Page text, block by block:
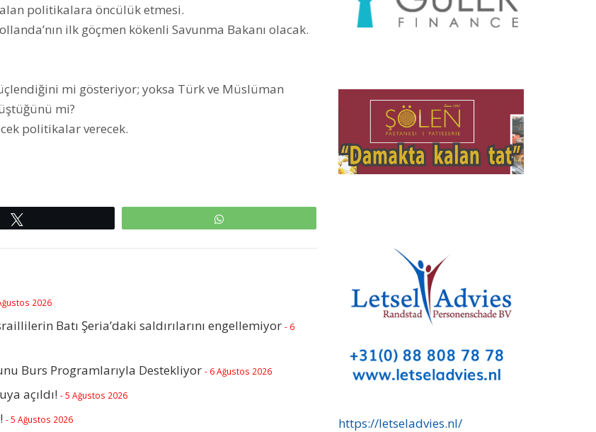
politikalara öncülük etmesi.
ilk göçmen kökenli Savunma Bakanı olacak.
mi gösteriyor; yoksa Türk ve Müslüman
mi?
politikalar verecek.
2026
Batı Şeria’daki saldırılarını engellemiyor - 6
Burs Programlarıyla Destekliyor - 6 Ağustos 2026
açıldı! - 5 Ağustos 2026
- 5 Ağustos 2026 https://letseladvies.nl/